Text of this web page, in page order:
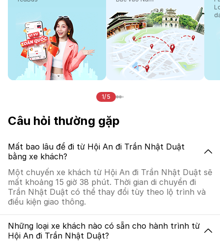
1/5
Câu hỏi thường gặp
Mất bao lâu để đi từ Hội An đi Trần Nhật Duật
bằng xe khách?
Một chuyến xe khách từ Hội An đi Trần Nhật Duật sẽ
mất khoảng 15 giờ 38 phút. Thời gian di chuyển đi
Trần Nhật Duật có thể thay đổi tùy theo lộ trình và
điều kiện giao thông.
Những loại xe khách nào có sẵn cho hành trình từ
Hội An đi Trần Nhật Duật?